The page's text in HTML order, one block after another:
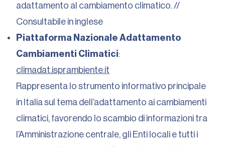
adattamento al cambiamento climatico. //
Consultabile in inglese
Piattaforma Nazionale Adattamento
Cambiamenti Climatici:
climadat.isprambiente.it
Rappresenta lo strumento informativo principale
in Italia sul tema dell’adattamento ai cambiamenti
climatici, favorendo lo scambio di informazioni tra
l’Amministrazione centrale, gli Enti locali e tutti i